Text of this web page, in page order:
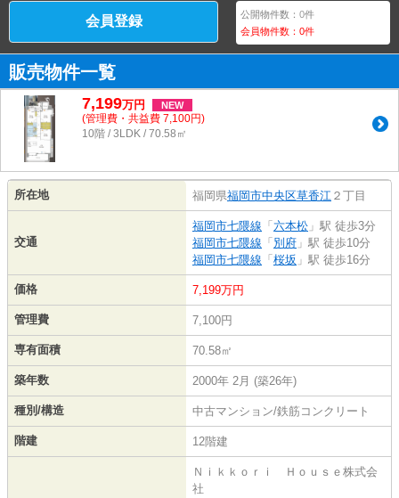
会員登録 公開物件数：0件
会員物件数：0件
販売物件一覧
7,199万円 NEW
(管理費・共益費 7,100円)
10階 / 3LDK / 70.58㎡
所在地 福岡県福岡市中央区草香江 ２丁目
交通
福岡市七隈線 「 六本松 」駅 徒歩3分
福岡市七隈線 「 別府 」駅 徒歩10分
福岡市七隈線 「 桜坂 」駅 徒歩16分
価格 7,199万円
管理費 7,100円
専有面積 70.58㎡
築年数 2000年 2月 (築26年)
種別/構造 中古マンション/鉄筋コンクリート
階建 12階建
Ｎｉｋｋｏｒｉ Ｈｏｕｓｅ株式会
社